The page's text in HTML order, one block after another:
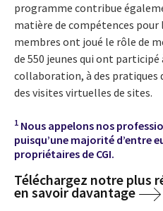
programme contribue
matière de compétences pour
membres ont joué le rôle de
de 550 jeunes qui ont participé
collaboration, à des pratiques
des visites virtuelles de sites.
1 Nous appelons nos
puisqu’une majorité d’entre
propriétaires de CGI.
Téléchargez notre plus
en savoir davantage